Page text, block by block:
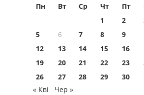
Пн Вт Ср Чт Пт
1
2
5
6 7 8 9
12
13 14 15 16
19
20 21 22 23
26
27 28 29 30
« Кві
Чер »